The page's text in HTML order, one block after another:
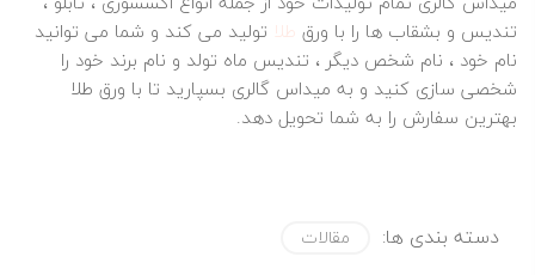
تندیس و بشقاب ها را با ورق طلا تولید می کند و شما می توانید
نام خود ، نام شخص دیگر ، تندیس ماه تولد و نام برند خود را
شخصی سازی کنید و به میداس گالری بسپارید تا با ورق طلا
بهترین سفارش را به شما تحویل دهد.
دسته بندی ها: مقالات